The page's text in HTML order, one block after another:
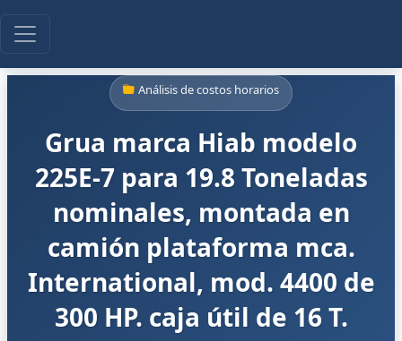
Análisis de costos horarios
Grua marca Hiab modelo
225E-7 para 19.8 Toneladas
nominales, montada en
camión plataforma mca.
International, mod. 4400 de
300 HP. caja útil de 16 T.